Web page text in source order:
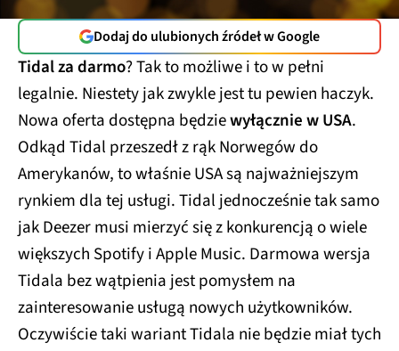
Dodaj do ulubionych źródeł w Google
Tidal za darmo? Tak to możliwe i to w pełni
legalnie. Niestety jak zwykle jest tu pewien haczyk.
Nowa oferta dostępna będziewyłącznie w USA.
Odkąd Tidal przeszedł z rąk Norwegów do
Amerykanów, to właśnie USA są najważniejszym
rynkiem dla tej usługi. Tidal jednocześnie tak samo
jak Deezer musi mierzyć się z konkurencją o wiele
większych Spotify i Apple Music. Darmowa wersja
Tidala bez wątpienia jest pomysłem na
zainteresowanie usługą nowych użytkowników.
Oczywiście taki wariant Tidala nie będzie miał tych